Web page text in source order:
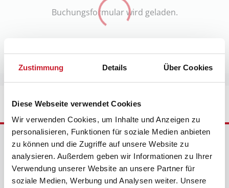
Zustimmung Details Über Cookies
Diese Webseite verwendet Cookies
Wir verwenden Cookies, um Inhalte und Anzeigen zu
personalisieren, Funktionen für soziale Medien anbieten
zu können und die Zugriffe auf unsere Website zu
analysieren. Außerdem geben wir Informationen zu Ihrer
Verwendung unserer Website an unsere Partner für
soziale Medien, Werbung und Analysen weiter. Unsere
Buchungsformular wird geladen.
Ferienhausvermittlung Kröger+Rehn GmbH
Schnackenburgallee 158
22525 Hamburg
Deutschland